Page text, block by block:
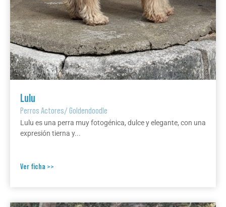
Lulu
Perros Actores/Goldendoodle
Lulu es una perra muy fotogénica, dulce y elegante, con una
expresión tierna y...
Ver ficha >>